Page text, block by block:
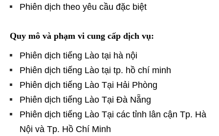
Phiên dịch theo yêu cầu đặc biệt
Quy mô và phạm vi cung cấp dịch vụ:
Phiên dịch tiếng Lào tại hà nội
Phiên dịch tiếng Lào tại tp. hồ chí minh
Phiên dịch tiếng Lào Tại Hải Phòng
Phiên dịch tiếng Lào Tại Đà Nẵng
Phiên dịch tiếng Lào Tại các tỉnh lân cận Tp. Hà
Nội và Tp. Hồ Chí Minh